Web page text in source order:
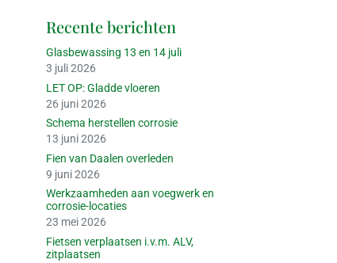
Recente berichten
Glasbewassing 13 en 14 juli
3 juli 2026
LET OP: Gladde vloeren
26 juni 2026
Schema herstellen corrosie
13 juni 2026
Fien van Daalen overleden
9 juni 2026
Werkzaamheden aan voegwerk en
corrosie-locaties
23 mei 2026
Fietsen verplaatsen i.v.m. ALV,
zitplaatsen